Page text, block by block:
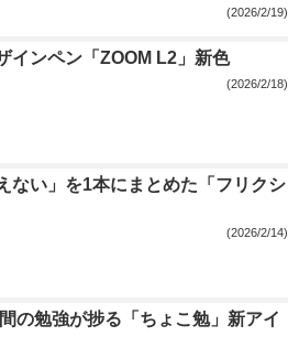
(2026/2/19)
インペン「ZOOM L2」新色
(2026/2/18)
ない」を1本にまとめた「フリクシ
(2026/2/14)
の勉強が捗る「ちょこ勉」新アイ